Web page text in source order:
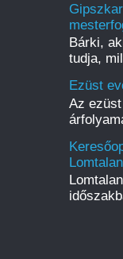
Bárki,
tudja,
Ezüst
Az